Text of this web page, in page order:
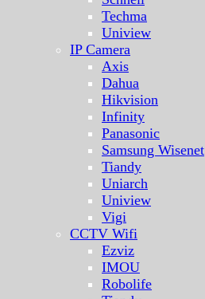
Techma
Uniview
IP Camera
Axis
Dahua
Hikvision
Infinity
Panasonic
Samsung Wisenet
Tiandy
Uniarch
Uniview
Vigi
CCTV Wifi
Ezviz
IMOU
Robolife